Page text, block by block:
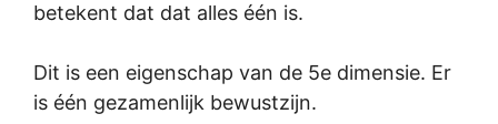
betekent dat dat alles één is.
Dit is een eigenschap van de 5e dimensie. Er
is één gezamenlijk bewustzijn.